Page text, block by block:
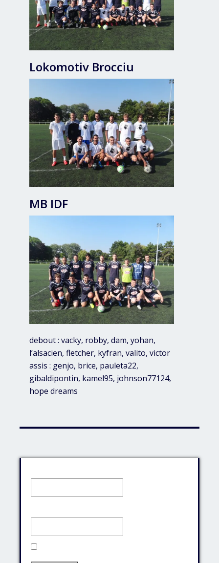
Lokomotiv Brocciu
MB IDF
debout : vacky, robby, dam, yohan,
l’alsacien, fletcher, kyfran, valito, victor
assis : genjo, brice, pauleta22,
gibaldipontin, kamel95, johnson77124,
hope dreams